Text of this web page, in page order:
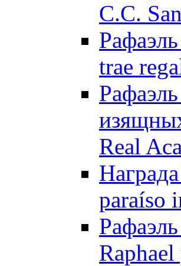
C.C.
trae
Real
paraíso